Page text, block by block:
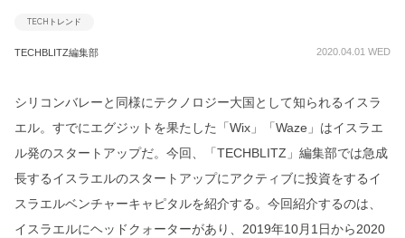
TECHトレンド
TECHBLITZ編集部 2020.04.01 WED
シリコンバレーと同様にテクノロジー大国として知られるイスラ
エル。すでにエグジットを果たした「Wix」「Waze」はイスラエ
ル発のスタートアップだ。今回、「TECHBLITZ」編集部では急成
長するイスラエルのスタートアップにアクティブに投資をするイ
スラエルベンチャーキャピタルを紹介する。今回紹介するのは、
イスラエルにヘッドクォーターがあり、2019年10月1日から2020